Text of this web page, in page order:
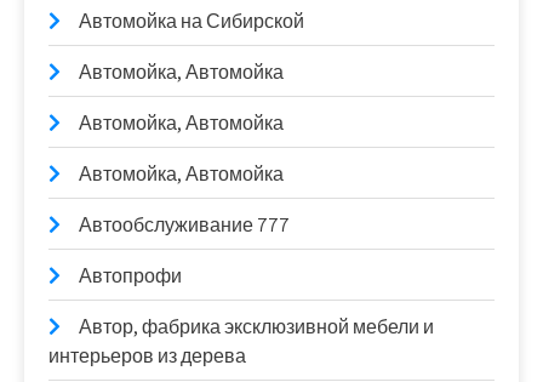
Автомойка на Сибирской
Автомойка, Автомойка
Автомойка, Автомойка
Автомойка, Автомойка
Автообслуживание 777
Автопрофи
Автор, фабрика эксклюзивной мебели и
интерьеров из дерева